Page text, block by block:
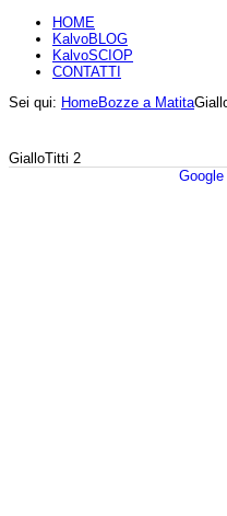
HOME
KalvoBLOG
KalvoSCIOP
CONTATTI
Sei qui: HomeBozze a Matita
GialloTitti 2
Google